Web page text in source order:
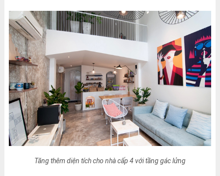
Tăng thêm diện tích cho nhà cấp 4 với tầng gác lửng